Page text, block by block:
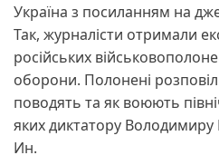
Україна з посиланням на
Так, журналісти отримали
російських
оборони. Полонені
поводять та як воюють
яких диктатору Володимиру
Ин.